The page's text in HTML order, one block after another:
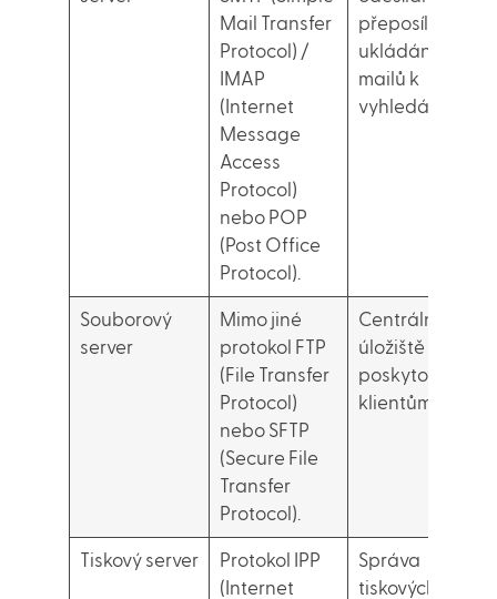
Mail Transfer
Protocol) /
IMAP
(Internet
Message
Access
Protocol)
nebo POP
(Post Office
Protocol).
přeposílání a
ukládání e-
mailů k
vyhledání
Souborový
server
Mimo jiné
protokol FTP
(File Transfer
Protocol)
nebo SFTP
(Secure File
Transfer
Protocol).
Centrální
úložiště dat
poskytovaných
klientům
Tiskový server
Protokol IPP
(Internet
Správa
tiskových úloh